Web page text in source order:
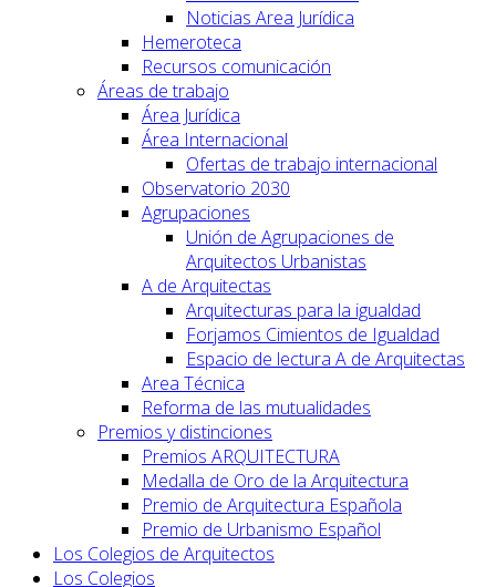
Noticias Area Jurídica
Hemeroteca
Recursos comunicación
Áreas de trabajo
Área Jurídica
Área Internacional
Ofertas de trabajo internacional
Observatorio 2030
Agrupaciones
Unión de Agrupaciones de
Arquitectos Urbanistas
A de Arquitectas
Arquitecturas para la igualdad
Forjamos Cimientos de Igualdad
Espacio de lectura A de Arquitectas
Area Técnica
Reforma de las mutualidades
Premios y distinciones
Premios ARQUITECTURA
Medalla de Oro de la Arquitectura
Premio de Arquitectura Española
Premio de Urbanismo Español
Los Colegios de Arquitectos
Los Colegios